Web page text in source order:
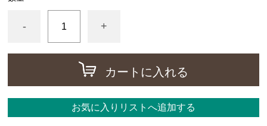
- +
カートに入れる
お気に入りリストへ追加する